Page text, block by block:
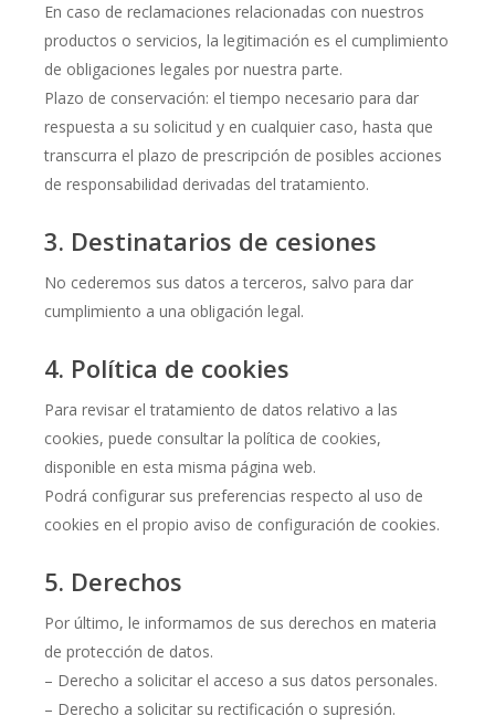
En caso de reclamaciones relacionadas con nuestros
productos o servicios, la legitimación es el cumplimiento
de obligaciones legales por nuestra parte.
Plazo de conservación: el tiempo necesario para dar
respuesta a su solicitud y en cualquier caso, hasta que
transcurra el plazo de prescripción de posibles acciones
de responsabilidad derivadas del tratamiento.
3. Destinatarios de cesiones
No cederemos sus datos a terceros, salvo para dar
cumplimiento a una obligación legal.
4. Política de cookies
Para revisar el tratamiento de datos relativo a las
cookies, puede consultar la política de cookies,
disponible en esta misma página web.
Podrá configurar sus preferencias respecto al uso de
cookies en el propio aviso de configuración de cookies.
5. Derechos
Por último, le informamos de sus derechos en materia
de protección de datos.
– Derecho a solicitar el acceso a sus datos personales.
– Derecho a solicitar su rectificación o supresión.